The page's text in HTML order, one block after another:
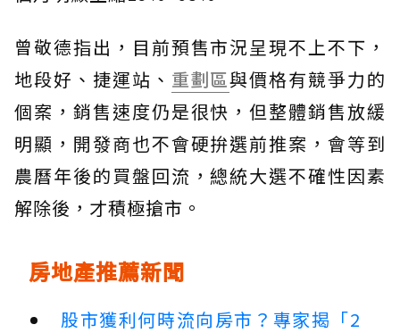
曾敬德指出，目前預售市況呈現不上不下，
地段好、捷運站、 重劃區與價格有競爭力的
個案，銷售速度仍是很快，但整體銷售放緩
明顯，開發商也不會硬拚選前推案，會等到
農曆年後的買盤回流，總統大選不確性因素
解除後，才積極搶市。
房地產推薦新聞
股市獲利何時流向房市？專家揭「2